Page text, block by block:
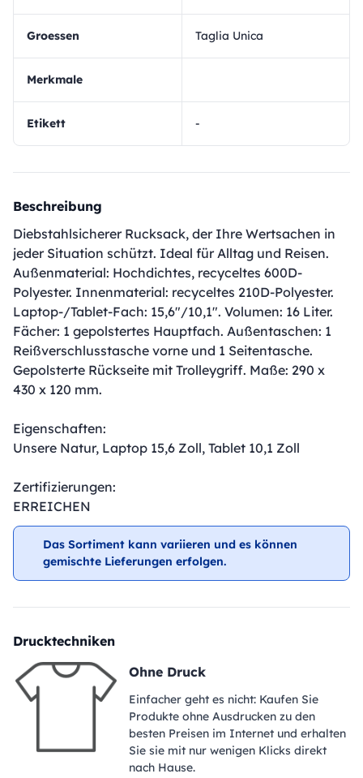
Groessen Taglia Unica
Merkmale
Etikett -
Beschreibung
Diebstahlsicherer Rucksack, der Ihre Wertsachen in
jeder Situation schützt. Ideal für Alltag und Reisen.
Außenmaterial: Hochdichtes, recyceltes 600D-
Polyester. Innenmaterial: recyceltes 210D-Polyester.
Laptop-/Tablet-Fach: 15,6"/10,1". Volumen: 16 Liter.
Fächer: 1 gepolstertes Hauptfach. Außentaschen: 1
Reißverschlusstasche vorne und 1 Seitentasche.
Gepolsterte Rückseite mit Trolleygriff. Maße: 290 x
430 x 120 mm.
Eigenschaften:
Unsere Natur, Laptop 15,6 Zoll, Tablet 10,1 Zoll
Zertifizierungen:
ERREICHEN
Das Sortiment kann variieren und es können
gemischte Lieferungen erfolgen.
Drucktechniken
Ohne Druck
Einfacher geht es nicht: Kaufen Sie
Produkte ohne Ausdrucken zu den
besten Preisen im Internet und erhalten
Sie sie mit nur wenigen Klicks direkt
nach Hause.